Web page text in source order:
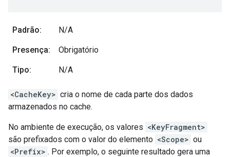
Padrão: N/A
Presença: Obrigatório
Tipo: N/A
<CacheKey> cria o nome de cada parte dos dados
armazenados no cache.
No ambiente de execução, os valores <KeyFragment>
são prefixados com o valor do elemento <Scope> ou
<Prefix> . Por exemplo, o seguinte resultado gera uma